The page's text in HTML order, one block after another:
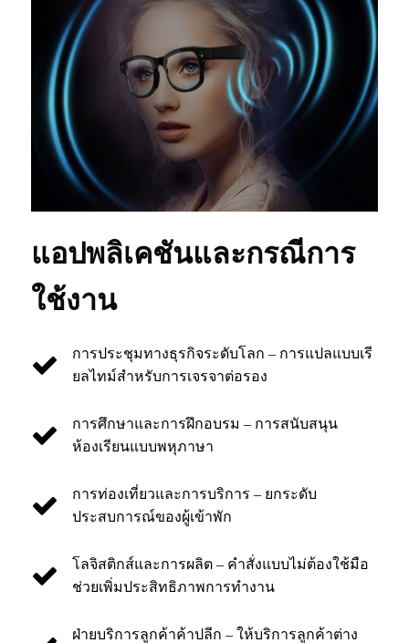
แอปพลิเคชันและกรณีการ
ใช้งาน
การประชุมทางธุรกิจระดับโลก – การแปลแบบเรี
ยลไทม์สำหรับการเจรจาต่อรอง
การศึกษาและการฝึกอบรม – การสนับสนุน
ห้องเรียนแบบพหุภาษา
การท่องเที่ยวและการบริการ – ยกระดับ
ประสบการณ์ของผู้เข้าพัก
โลจิสติกส์และการผลิต – คำสั่งแบบไม่ต้องใช้มือ
ช่วยเพิ่มประสิทธิภาพการทำงาน
ฝ่ายบริการลูกค้าค้าปลีก – ให้บริการลูกค้าต่าง